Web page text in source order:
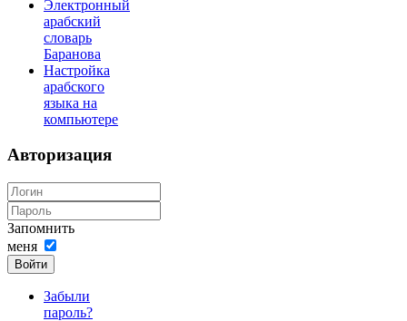
Электронный
арабский
словарь
Баранова
Настройка
арабского
языка на
компьютере
Авторизация
Запомнить
меня
Войти
Забыли
пароль?